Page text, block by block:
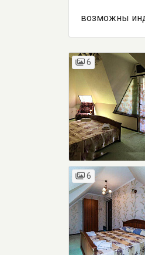
возможны
6
6